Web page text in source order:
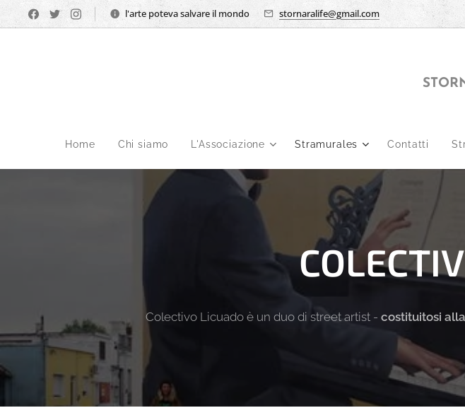
l'arte poteva salvare il mondo stornaralife@gmail.com
Home Chi siamo L'Associazione Stramurales Contatti
Colectivo Licuado è un duo di street artist - costituitosi